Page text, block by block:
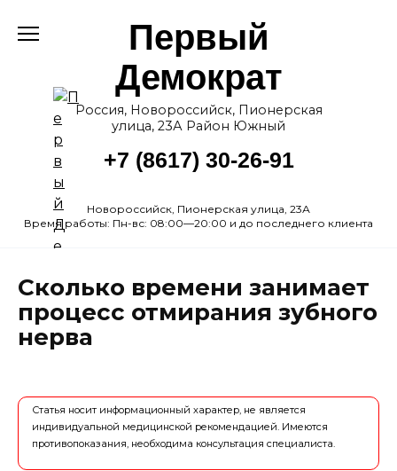
Первый
Демократ
Россия, Новороссийск, Пионерская
улица, 23А Район Южный
+7 (8617) 30-26-91
Новороссийск, Пионерская улица, 23А
Время работы: Пн-вс: 08:00—20:00 и до последнего клиента
Сколько времени занимает
процесс отмирания зубного
нерва
Статья носит информационный характер, не является
индивидуальной медицинской рекомендацией. Имеются
противопоказания, необходима консультация специалиста.